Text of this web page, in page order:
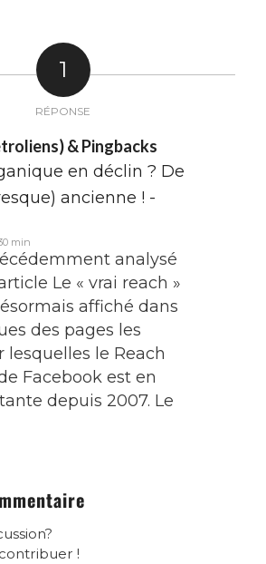
1
RÉPONSE
& Pingbacks
en déclin ? De
ancienne ! -
min
analysé
Le « vrai reach »
affiché dans
des pages les
lesquelles le Reach
Facebook est en
depuis 2007. Le
!